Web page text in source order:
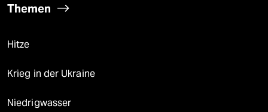
Themen
Hitze
Krieg in der Ukraine
Niedrigwasser